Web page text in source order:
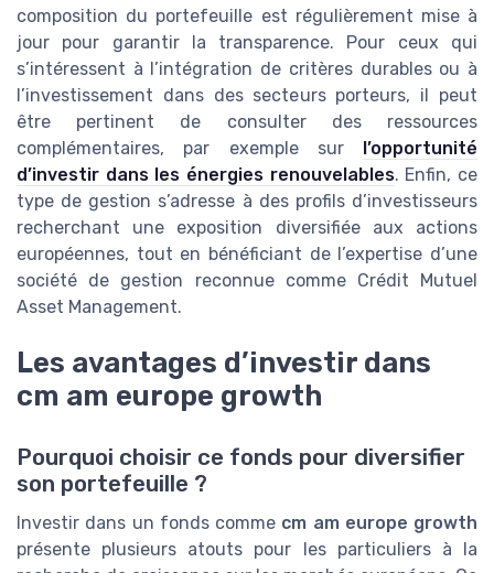
composition du portefeuille est régulièrement mise à
jour pour garantir la transparence. Pour ceux qui
s’intéressent à l’intégration de critères durables ou à
l’investissement dans des secteurs porteurs, il peut
être pertinent de consulter des ressources
complémentaires, par exemple sur
l’opportunité
d’investir dans les énergies renouvelables. Enfin, ce
type de gestion s’adresse à des profils d’investisseurs
recherchant une exposition diversifiée aux actions
européennes, tout en bénéficiant de l’expertise d’une
société de gestion reconnue comme Crédit Mutuel
Asset Management.
Les avantages d’investir dans
cm am europe growth
Pourquoi choisir ce fonds pour diversifier
son portefeuille ?
Investir dans un fonds comme cm am europe growth
présente plusieurs atouts pour les particuliers à la